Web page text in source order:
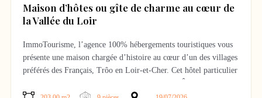
Les extérieurs complètent la propriété avec une terrasse d’accueil
Cette maison d’hôtes est vendue clés en main et permet une
exploitation immédiate avec des espaces parfaitement adaptés à
l’accueil des voyageurs.
Maison d’hôtes ou gîte de charme au cœur de
la Vallée du Loir
ImmoTourisme, l’agence 100% hébergements touristiques vous
présente une maison chargée d’histoire au cœur d’un des villages
préférés des Français, Trôo en Loir-et-Cher. Cet hôtel particulier
GÎTE complet pour 15 personnes.